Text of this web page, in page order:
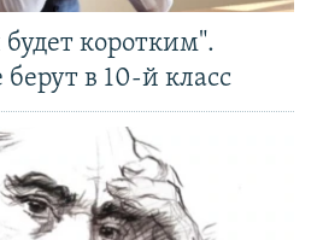
коротким".
в 10-й класс